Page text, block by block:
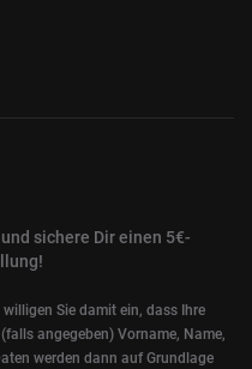
sichere Dir einen 5€-
Sie damit ein, dass Ihre
angegeben) Vorname, Name,
werden dann auf Grundlage